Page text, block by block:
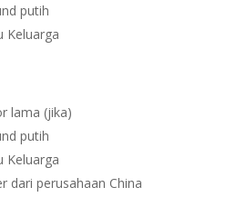
putih
Keluarga
lama (jika)
putih
Keluarga
dari perusahaan China